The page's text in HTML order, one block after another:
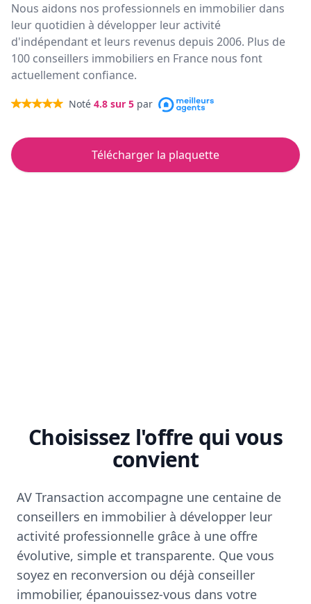
Nous aidons nos professionnels en immobilier dans
leur quotidien à développer leur activité
d'indépendant et leurs revenus depuis 2006. Plus de
100 conseillers immobiliers en France nous font
actuellement confiance.
Noté 4.8 sur 5 par
Télécharger la plaquette
Choisissez l'offre qui vous
convient
AV Transaction accompagne une centaine de
conseillers en immobilier à développer leur
activité professionnelle grâce à une offre
évolutive, simple et transparente. Que vous
soyez en reconversion ou déjà conseiller
immobilier, épanouissez-vous dans votre